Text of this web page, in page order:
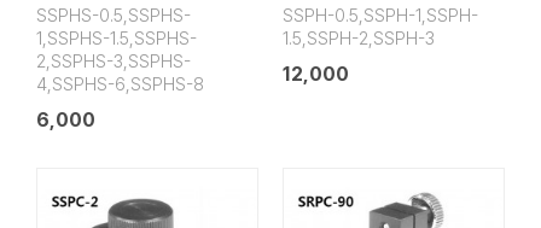
SSPHS-0.5,SSPHS-
1,SSPHS-1.5,SSPHS-
2,SSPHS-3,SSPHS-
4,SSPHS-6,SSPHS-8
6,000
SSPH-0.5,SSPH-1,SSPH-
1.5,SSPH-2,SSPH-3
12,000